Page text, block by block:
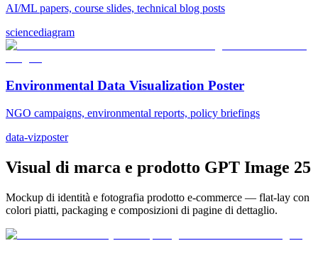
AI/ML papers, course slides, technical blog posts
sciencediagram
Environmental Data Visualization Poster
NGO campaigns, environmental reports, policy briefings
data-vizposter
Visual di marca e prodotto GPT Image 25
Mockup di identità e fotografia prodotto e-commerce — flat-lay con
colori piatti, packaging e composizioni di pagine di dettaglio.